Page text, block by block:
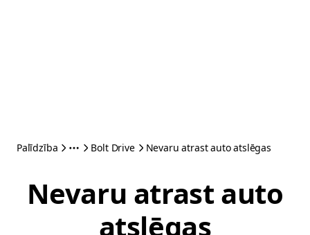
Palīdzība Bolt Drive Nevaru atrast auto atslēgas
Nevaru atrast auto
atslēgas